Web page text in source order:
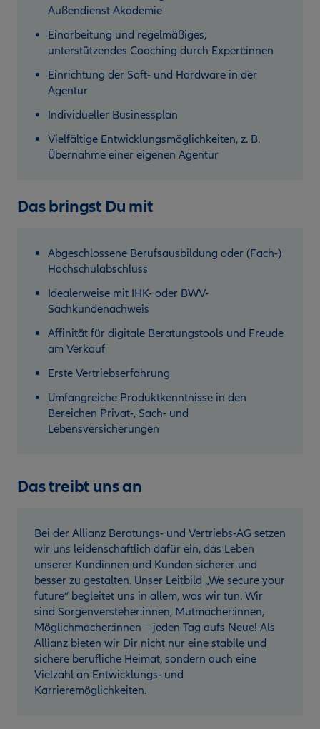
Außendienst Akademie
Einarbeitung und regelmäßiges,
unterstützendes Coaching durch Expert:innen
Einrichtung der Soft- und Hardware in der
Agentur
Individueller Businessplan
Vielfältige Entwicklungsmöglichkeiten, z. B.
Übernahme einer eigenen Agentur
Das bringst Du mit
Abgeschlossene Berufsausbildung oder (Fach-)
Hochschulabschluss
Idealerweise mit IHK- oder BWV-
Sachkundenachweis
Affinität für digitale Beratungstools und Freude
am Verkauf
Erste Vertriebserfahrung
Umfangreiche Produktkenntnisse in den
Bereichen Privat-, Sach- und
Lebensversicherungen
Das treibt uns an
Bei der Allianz Beratungs- und Vertriebs-AG setzen
wir uns leidenschaftlich dafür ein, das Leben
unserer Kundinnen und Kunden sicherer und
besser zu gestalten. Unser Leitbild „We secure your
future“ begleitet uns in allem, was wir tun. Wir
sind Sorgenversteher:innen, Mutmacher:innen,
Möglichmacher:innen – jeden Tag aufs Neue! Als
Allianz bieten wir Dir nicht nur eine stabile und
sichere berufliche Heimat, sondern auch eine
Vielzahl an Entwicklungs- und
Karrieremöglichkeiten.